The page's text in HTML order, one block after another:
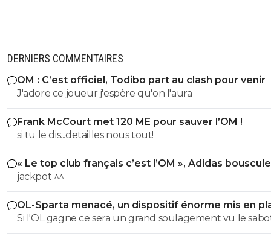
DERNIERS COMMENTAIRES
OM : C’est officiel, Todibo part au clash pour venir
J'adore ce joueur j'espère qu'on l'aura
Frank McCourt met 120 ME pour sauver l’OM !
si tu le dis...detailles nous tout!
« Le top club français c’est l’OM », Adidas
PSG
jackpot ^^
OL-Sparta menacé, un dispositif énorme mis en
Si l'OL gagne ce sera un grand soulagement vu le
incroyable du farfelu sans froc Fonseca au match allé.